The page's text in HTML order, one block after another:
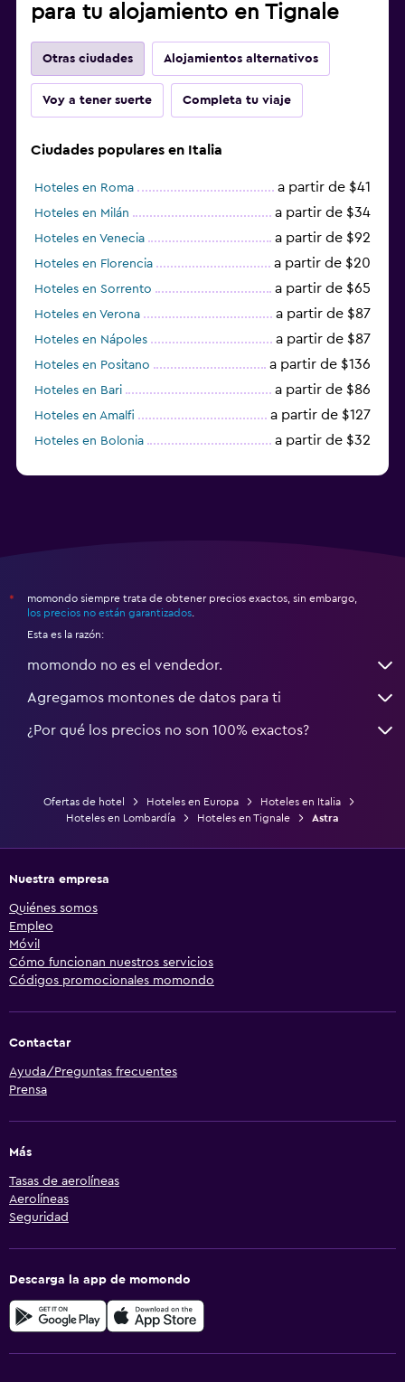
para tu alojamiento en Tignale
Otras ciudades Alojamientos alternativos
Voy a tener suerte Completa tu viaje
Ciudades populares en Italia
Hoteles en Roma a partir de $41
Hoteles en Milán a partir de $34
Hoteles en Venecia a partir de $92
Hoteles en Florencia a partir de $20
Hoteles en Sorrento a partir de $65
Hoteles en Verona a partir de $87
Hoteles en Nápoles a partir de $87
Hoteles en Positano a partir de $136
Hoteles en Bari a partir de $86
Hoteles en Amalfi a partir de $127
Hoteles en Bolonia a partir de $32
*
momondo siempre trata de obtener precios exactos, sin embargo,
los precios no están garantizados
Esta es la razón:
momondo no es el vendedor.
Agregamos montones de datos para ti
¿Por qué los precios no son 100% exactos?
Ofertas de hotel Hoteles en Europa
Hoteles en Italia
Hoteles en Lombardía
Hoteles en Tignale Astra
Nuestra empresa
Quiénes somos
Empleo
Móvil
Cómo funcionan nuestros servicios
Códigos promocionales momondo
Contactar
Ayuda/Preguntas frecuentes
Prensa
Más
Tasas de aerolíneas
Aerolíneas
Seguridad
Descarga la app de momondo